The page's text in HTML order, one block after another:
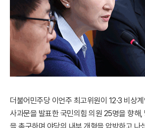
더불어민주당 이언주 최고위원이 12·3 비상
사과문을 발표한 국민의힘 의원 25명을 향해,